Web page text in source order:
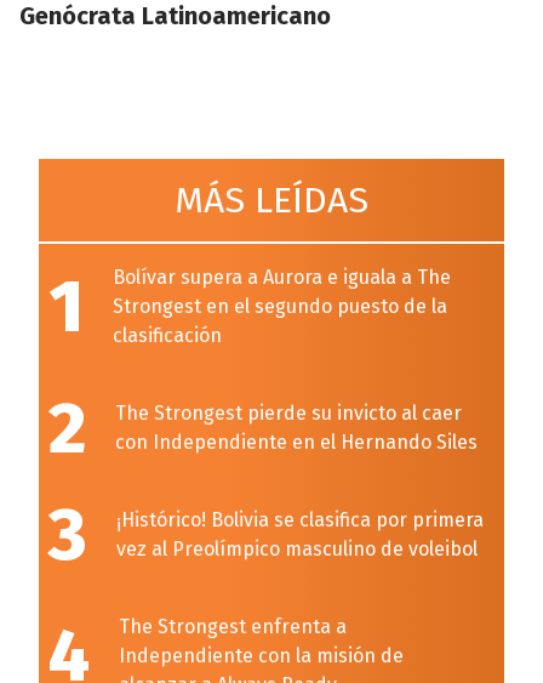
Genócrata Latinoamericano
MÁS LEÍDAS
1
Bolívar supera a Aurora e iguala a The
Strongest en el segundo puesto de la
clasificación
2
The Strongest pierde su invicto al caer
con Independiente en el Hernando Siles
3
¡Histórico! Bolivia se clasifica por primera
vez al Preolímpico masculino de voleibol
4
The Strongest enfrenta a
Independiente con la misión de